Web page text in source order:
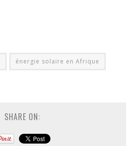
énergie solaire en Afrique
SHARE ON: